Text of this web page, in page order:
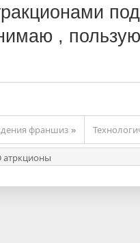
,
франшиз »
атркционы